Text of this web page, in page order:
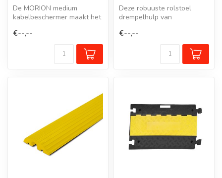
De MORION medium
kabelbeschermer maakt het
kabels, kl...
€--,--
Deze robuuste rolstoel
drempelhulp van
compatibel met de ...
€--,--